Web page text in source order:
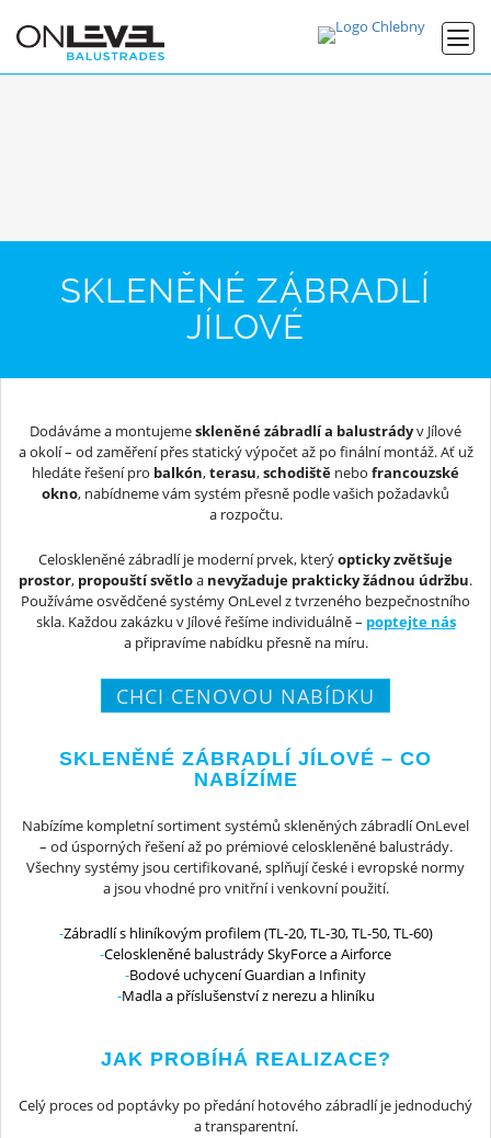
SKLENĚNÉ ZÁBRADLÍ
JÍLOVÉ
Dodáváme a montujemeskleněné zábradlí a balustrádyv Jílové
a okolí – od zaměření přes statický výpočet až po finální montáž. Ať už
hledáte řešení pro balkón,terasu,schodiště nebo francouzské
okno, nabídneme vám systém přesně podle vašich požadavků
a rozpočtu.
Celoskleněné zábradlí je moderní prvek, kterýopticky zvětšuje
prostor, propouští světloa nevyžaduje prakticky žádnou údržbu.
Používáme osvědčené systémy OnLevel z tvrzeného bezpečnostního
skla. Každou zakázku v Jílové řešíme individuálně – poptejte nás
a připravíme nabídku přesně na míru.
CHCI CENOVOU NABÍDKU
SKLENĚNÉ ZÁBRADLÍ JÍLOVÉ – CO
NABÍZÍME
Nabízíme kompletní sortiment systémů skleněných zábradlí OnLevel
– od úsporných řešení až po prémiové celoskleněné balustrády.
Všechny systémy jsou certifikované, splňují české i evropské normy
a jsou vhodné pro vnitřní i venkovní použití.
Zábradlí s hliníkovým profilem (TL-20, TL-30, TL-50, TL-60)
Celoskleněné balustrády SkyForce a Airforce
Bodové uchycení Guardian a Infinity
Madla a příslušenství z nerezu a hliníku
JAK PROBÍHÁ REALIZACE?
Celý proces od poptávky po předání hotového zábradlí je jednoduchý
a transparentní.